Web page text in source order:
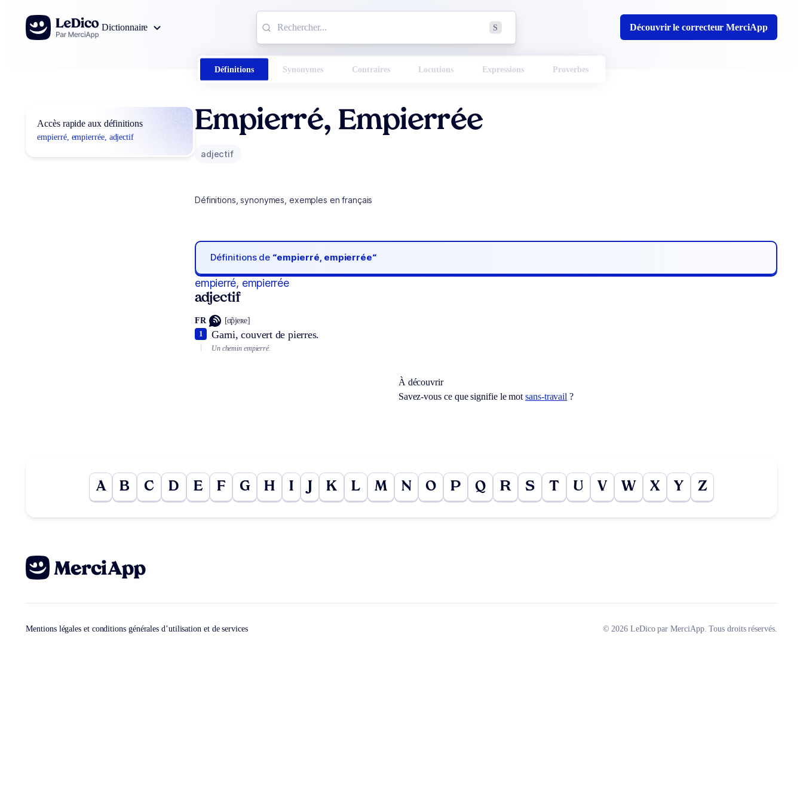
Aller au contenu
Dictionnaire
S Découvrir le correcteur MerciApp
Définitions Synonymes Contraires Locutions Expressions Proverbes
Accès rapide aux définitions
empierré, empierrée, adjectif
Empierré, Empierrée
adjectif
Définitions, synonymes, exemples en français
Définitions de “empierré, empierrée“
empierré, empierrée
adjectif
FR [ɑ̃pjeʀe]
Garni, couvert de pierres.
1
Un chemin empierré.
À découvrir
Savez-vous ce que signifie le motsans-travail ?
A B C D E F G H I J K L M N O P Q R S T U V W X Y Z
Mentions légales et conditions générales d’utilisation et de services © 2026 LeDico par MerciApp. Tous droits réservés.